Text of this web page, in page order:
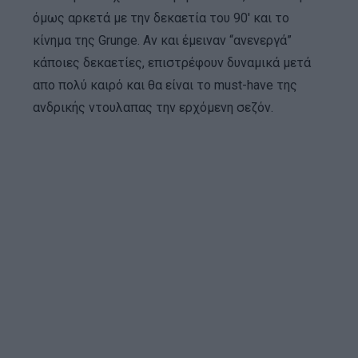
όμως αρκετά με την δεκαετία του 90′ και το
κίνημα της Grunge. Αν και έμειναν “ανενεργά”
κάποιες δεκαετίες, επιστρέφουν δυναμικά μετά
απο πολύ καιρό και θα είναι το must-have της
ανδρικής ντουλαπας την ερχόμενη σεζόν.